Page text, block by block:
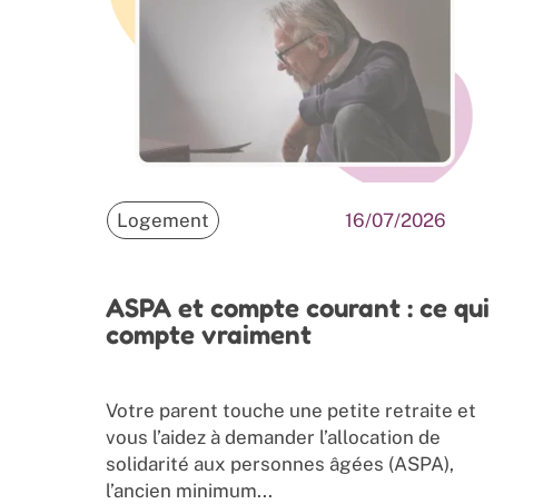
Logement 16/07/2026
ASPA et compte courant : ce qui
compte vraiment
Votre parent touche une petite retraite et
vous l’aidez à demander l’allocation de
solidarité aux personnes âgées (ASPA),
l’ancien minimum...